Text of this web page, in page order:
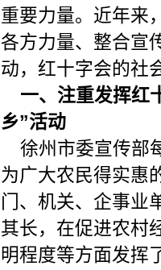
重要力量。近年来
各方力量、整合宣
动，红十字会的社
一、 注重发挥红
乡”活动
徐州市委宣传部
为广大农民得实惠
门、机关、企事业
其长，在促进农村
明程度等方面发挥